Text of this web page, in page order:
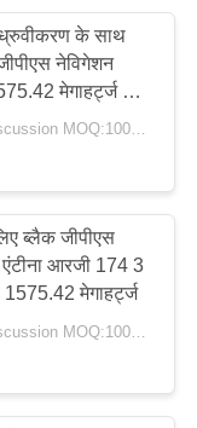
17
32
ध्रुवीकरण के साथ
नेविगेशन
मेगाहर्ट्ज 28
Price Discussion MOQ:100PCS
ब्लैक जीपीएस
आरजी 174 3
मेगाहर्ट्ज